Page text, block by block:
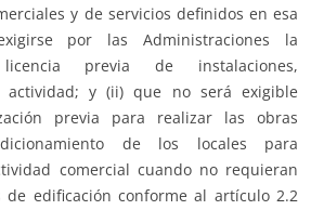
y de servicios definidos en esa
por las Administraciones la
previa de instalaciones,
actividad; y (ii) que no será exigible
previa para realizar las obras
de los locales para
comercial cuando no requieran
de edificación conforme al artículo 2.2